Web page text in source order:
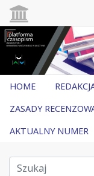
HOME
ZASADY
AKTUALNY NUMER